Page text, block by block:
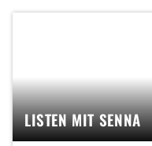
LISTEN MIT SENNA